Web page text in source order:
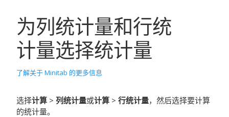
为列统计量和行统
计量选择统计量
了解关于 Minitab 的更多信息
选择计算 > 列统计量或计算 > 行统计量，然后选择要计算
的统计量。